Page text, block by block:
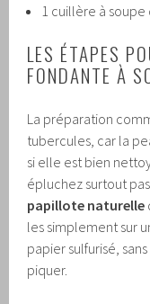
1 cuillère à
LES ÉTAPES
FONDANTE À
La préparation
tubercules, car la
si elle est bien
épluchez surtout
papillote naturelle
les simplement sur
papier sulfurisé,
piquer.